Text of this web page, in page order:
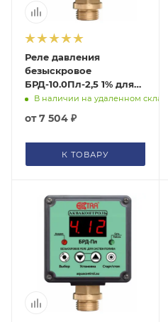
Реле давления
безыскровое
БРД-10.0Пл-2,5 1% для
систем полива Extra
3020110000
В наличии на удаленном складе
от7 504 ₽
К ТОВАРУ